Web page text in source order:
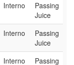
Interno
Passing
Juice
Interno
Passing
Juice
Interno
Passing